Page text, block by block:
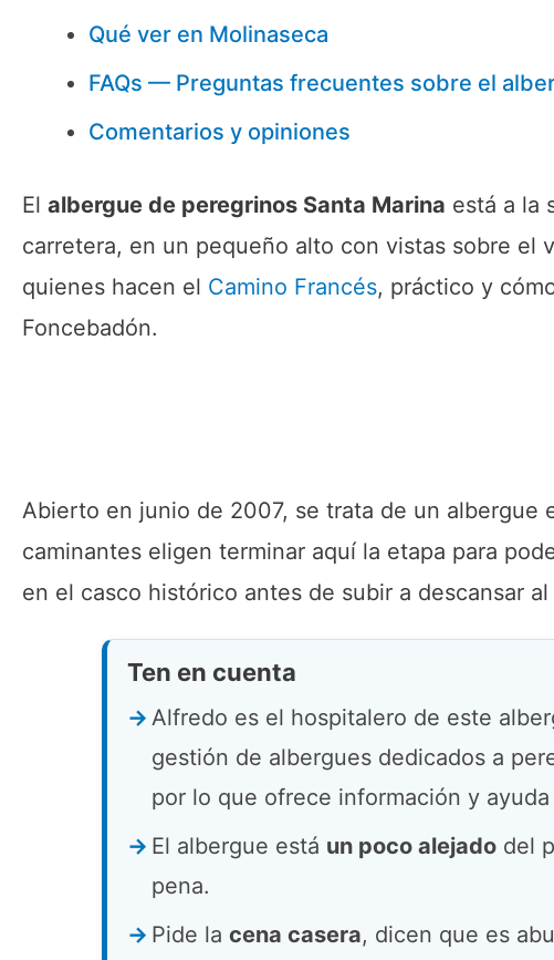
Qué ver en Molinaseca
FAQs — Preguntas frecuentes sobre el
Comentarios y opiniones
El albergue de peregrinos Santa Marina está a la
carretera, en un pequeño alto con vistas sobre el
quienes hacen el Camino Francés, práctico y
Foncebadón.
Abierto en junio de 2007, se trata de un albergue
caminantes eligen terminar aquí la etapa para
en el casco histórico antes de subir a descansar al
Ten en cuenta
Alfredo es el hospitalero de este
gestión de albergues dedicados a
por lo que ofrece información y
El albergue está un poco alejadodel
pena.
Pide la cena casera, dicen que es